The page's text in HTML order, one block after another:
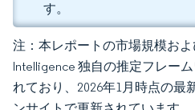
す。
注：本レポートの市場規模お
Intelligence 独自の推定フレー
れており、2026年1月時点の最